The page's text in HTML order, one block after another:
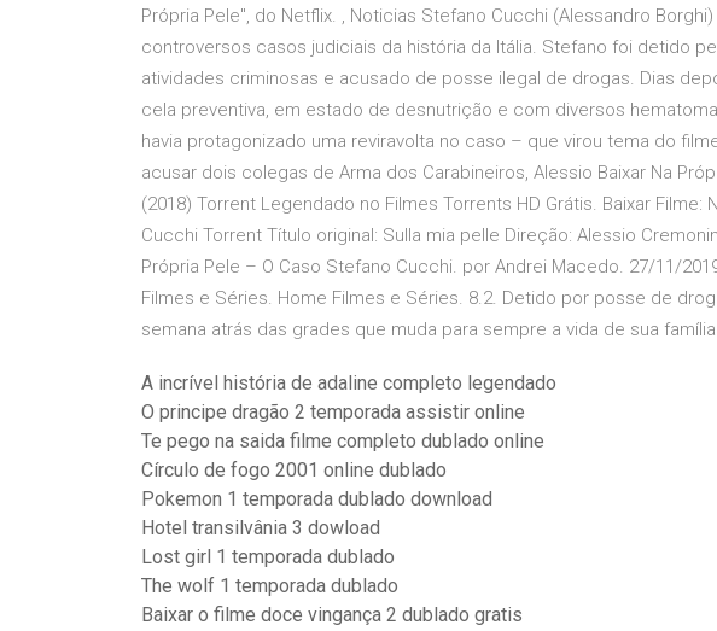
Própria Pele", do Netflix. , Noticias Stefano Cucchi (Alessandro
controversos casos judiciais da história da Itália. Stefano foi detido
atividades criminosas e acusado de posse ilegal de drogas. Dias
cela preventiva, em estado de desnutrição e com diversos
havia protagonizado uma reviravolta no caso – que virou tema do
acusar dois colegas de Arma dos Carabineiros, Alessio Baixar Na
(2018) Torrent Legendado no Filmes Torrents HD Grátis. Baixar Filme:
Cucchi Torrent Título original: Sulla mia pelle Direção: Alessio
Própria Pele – O Caso Stefano Cucchi. por Andrei Macedo. 27/11/
Filmes e Séries. Home Filmes e Séries. 8.2. Detido por posse de
semana atrás das grades que muda para sempre a vida de sua
A incrível história de adaline completo legendado
O principe dragão 2 temporada assistir online
Te pego na saida filme completo dublado online
Círculo de fogo 2001 online dublado
Pokemon 1 temporada dublado download
Hotel transilvânia 3 dowload
Lost girl 1 temporada dublado
The wolf 1 temporada dublado
Baixar o filme doce vingança 2 dublado gratis